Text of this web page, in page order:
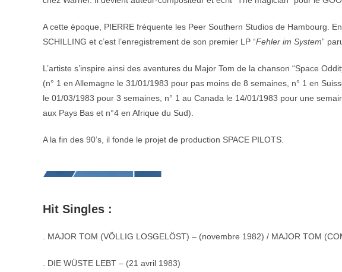
A cette époque, PIERRE fréquente les Peer Southern Studios de Hambourg.
SCHILLING et c’est l’enregistrement de son premier LP “Fehler im System”
L’artiste s’inspire ainsi des aventures du Major Tom de la chanson “Space
(n° 1 en Allemagne le 31/01/1983 pour pas moins de 8 semaines, n° 1 en
le 01/03/1983 pour 3 semaines, n° 1 au Canada le 14/01/1983 pour une
aux Pays Bas et n°4 en Afrique du Sud).
A la fin des 90’s, il fonde le projet de production SPACE PILOTS.
Hit Singles :
. MAJOR TOM (VÖLLIG LOSGELÖST) – (novembre 1982) / MAJOR TOM
. DIE WÜSTE LEBT – (21 avril 1983)